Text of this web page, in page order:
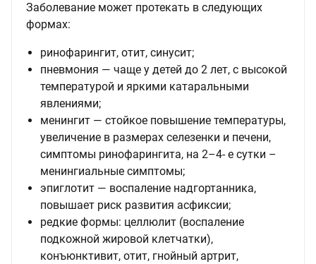
Заболевание может протекать в следующих
формах:
ринофарингит, отит, синусит;
пневмония — чаще у детей до 2 лет, с высокой
температурой и яркими катаральными
явлениями;
менингит — стойкое повышение температуры,
увеличение в размерах селезенки и печени,
симптомы ринофарингита, на 2–4- е сутки –
менингиальные симптомы;
эпиглотит — воспаление надгортанника,
повышает риск развития асфиксии;
редкие формы: целлюлит (воспаление
подкожной жировой клетчатки),
конъюнктивит, отит, гнойный артрит,